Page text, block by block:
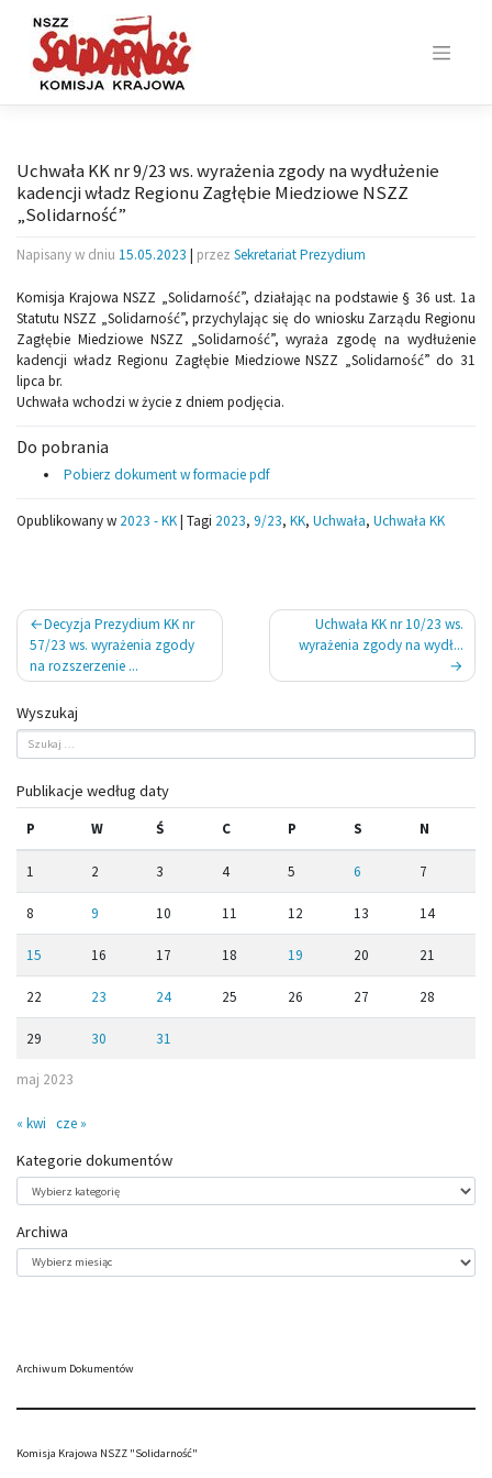
content
Uchwała KK nr 9/23 ws. wyrażenia zgody na wydłużenie
kadencji władz Regionu Zagłębie Miedziowe NSZZ
„Solidarność”
Napisany w dniu 15.05.2023 | przez Sekretariat Prezydium
Komisja Krajowa NSZZ „Solidarność”, działając na podstawie § 36 ust. 1a
Statutu NSZZ „Solidarność”, przychylając się do wniosku Zarządu Regionu
Zagłębie Miedziowe NSZZ „Solidarność”, wyraża zgodę na wydłużenie
kadencji władz Regionu Zagłębie Miedziowe NSZZ „Solidarność” do 31
lipca br.
Uchwała wchodzi w życie z dniem podjęcia.
Do pobrania
Pobierz dokument w formacie pdf
Opublikowany w 2023 - KK| Tagi 2023, 9/23, KK, Uchwała, Uchwała KK
Nawigacja
wpisu
Decyzja Prezydium KK nr
57/23 ws. wyrażenia zgody
na rozszerzenie ...
Uchwała KK nr 10/23 ws.
wyrażenia zgody na wydł...
Wyszukaj
Publikacje według daty
maj 2023
P W Ś C P S N
1 2 3 4 5 6 7
8 9 10 11 12 13 14
15 16 17 18 19 20 21
22 23 24 25 26 27 28
29 30 31
« kwi cze »
Kategorie dokumentów
dokumentów
Archiwa
Archiwa
Archiwum Dokumentów
Komisja Krajowa NSZZ "Solidarność"